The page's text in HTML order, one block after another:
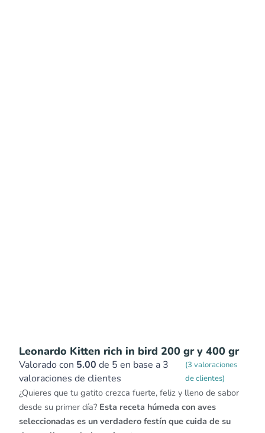
Leonardo Kitten rich in bird 200 gr y 400 gr
Valorado con 5.00 de 5 en base a 3
valoraciones de clientes
(3 valoraciones
de clientes)
¿Quieres que tu gatito crezca fuerte, feliz y lleno de sabor
desde su primer día? Esta receta húmeda con aves
seleccionadas es un verdadero festín que cuida de su